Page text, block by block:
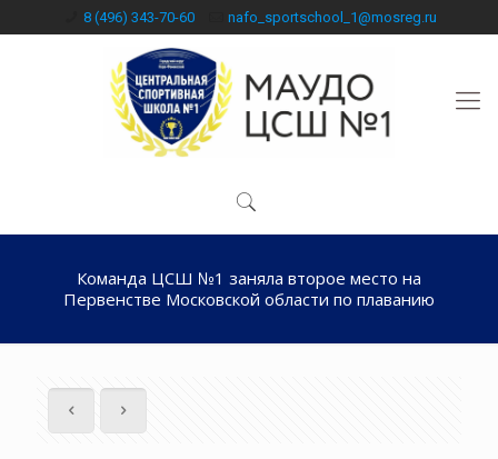
8 (496) 343-70-60 nafo_sportschool_1@mosreg.ru
Команда ЦСШ №1 заняла второе место на
Первенстве Московской области по плаванию